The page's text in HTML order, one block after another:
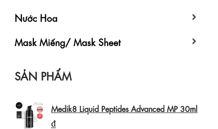
Nước Hoa
Mask Miếng/ Mask Sheet
SẢN PHẨM
Medik8 Liquid Peptides Advanced MP 30ml
₫